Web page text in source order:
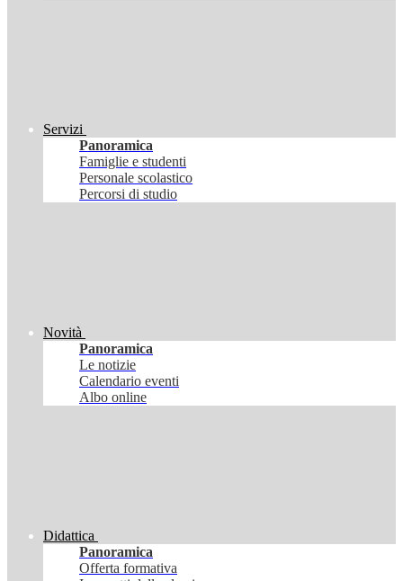
Servizi
Panoramica
Famiglie e studenti
Personale scolastico
Percorsi di studio
Novità
Panoramica
Le notizie
Calendario eventi
Albo online
Didattica
Panoramica
Offerta formativa